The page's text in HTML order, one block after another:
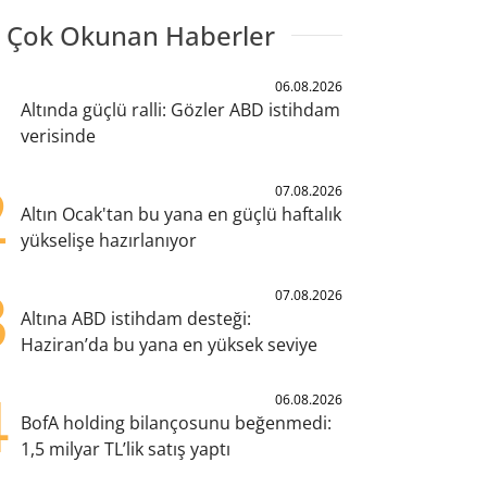
Çok Okunan Haberler
06.08.2026
Altında güçlü ralli: Gözler ABD istihdam
verisinde
07.08.2026
Altın Ocak'tan bu yana en güçlü haftalık
yükselişe hazırlanıyor
07.08.2026
Altına ABD istihdam desteği:
Haziran’da bu yana en yüksek seviye
06.08.2026
BofA holding bilançosunu beğenmedi:
1,5 milyar TL’lik satış yaptı